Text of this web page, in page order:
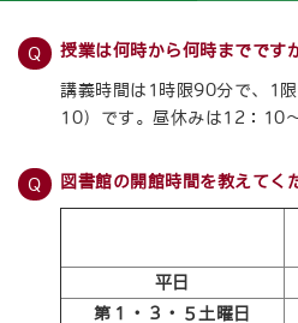
授業は何時から何時までです
講義時間は1時限90分で、1
10）です。昼休みは12：10
図書館の開館時間を教えてく
平日
第１・３・５土曜日